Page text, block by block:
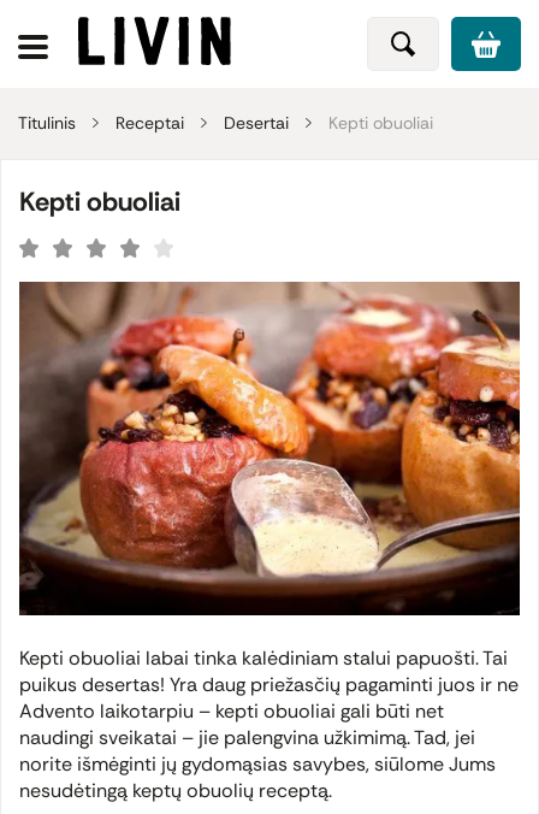
Titulinis Receptai Desertai Kepti obuoliai
Kepti obuoliai
Kepti obuoliai labai tinka kalėdiniam stalui papuošti. Tai
puikus desertas! Yra daug priežasčių pagaminti juos ir ne
Advento laikotarpiu – kepti obuoliai gali būti net
naudingi sveikatai – jie palengvina užkimimą. Tad, jei
norite išmėginti jų gydomąsias savybes, siūlome Jums
nesudėtingą keptų obuolių receptą.